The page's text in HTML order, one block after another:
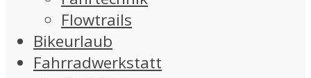
Flowtrails
Bikeurlaub
Fahrradwerkstatt